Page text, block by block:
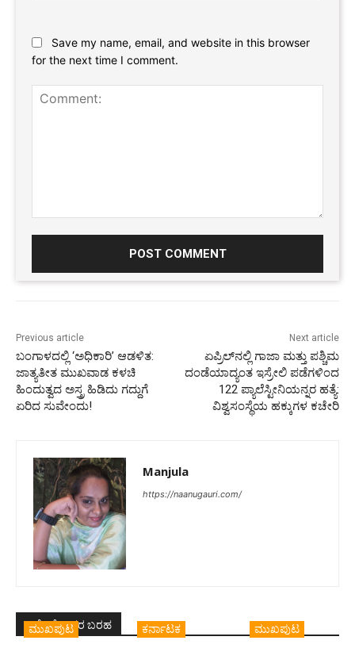
Save my name, email, and website in this browser
for the next time I comment.
Previous article
ಬಂಗಾಳದಲ್ಲಿ ‘ಅಧಿಕಾರಿ’ ಆಡಳಿತ:
ಜಾತ್ಯತೀತ ಮುಖವಾಡ ಕಳಚಿ
ಹಿಂದುತ್ವದ ಅಸ್ತ್ರ ಹಿಡಿದು ಗದ್ದುಗೆ
ಏರಿದ ಸುವೇಂದು!
Next article
ಏಪ್ರಿಲ್‌ನಲ್ಲಿ ಗಾಜಾ ಮತ್ತು ಪಶ್ಚಿಮ
ದಂಡೆಯಾದ್ಯಂತ ಇಸ್ರೇಲಿ ಪಡೆಗಳಿಂದ
122 ಪ್ಯಾಲೆಸ್ಟೀನಿಯನ್ನರ ಹತ್ಯೆ:
ವಿಶ್ವಸಂಸ್ಥೆಯ ಹಕ್ಕುಗಳ ಕಚೇರಿ
Manjula
https://naanugauri.com/
ಇದೇ ಲೇಖಕರ ಬರಹ
ಮುಖಪುಟ ಕರ್ನಾಟಕ ಮುಖಪುಟ